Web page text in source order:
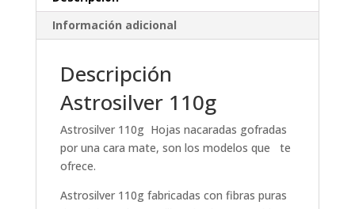
Información adicional
Descripción
Astrosilver 110g
Astrosilver 110g Hojas nacaradas gofradas
por una cara mate, son los modelos que te
ofrece.
Astrosilver 110g fabricadas con fibras puras